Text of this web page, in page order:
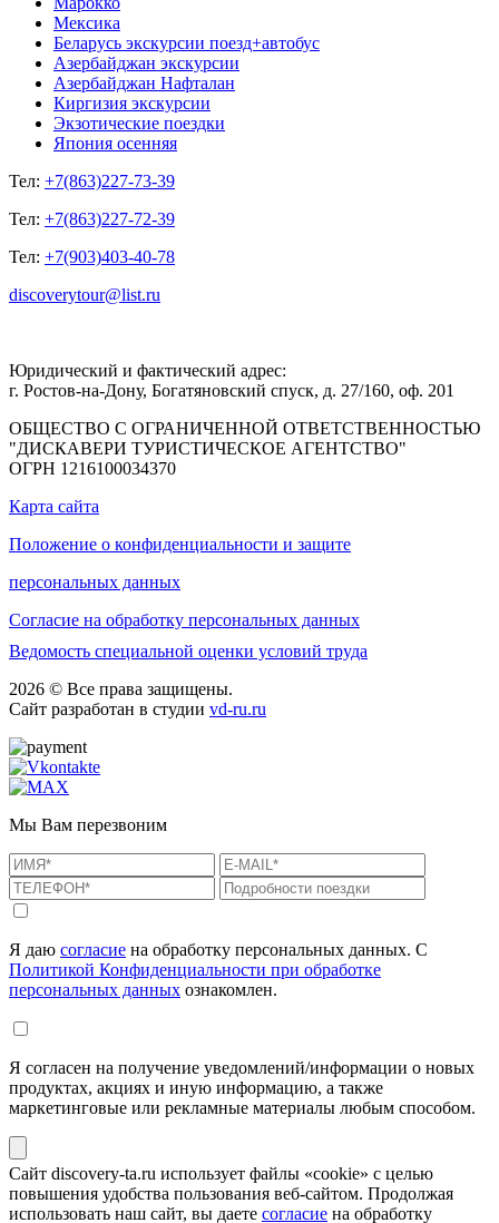
Мексика
Беларусь экскурсии поезд+автобус
Азербайджан экскурсии
Азербайджан Нафталан
Киргизия экскурсии
Экзотические поездки
Япония осенняя
Тел: +7(863)227-73-39
Тел: +7(863)227-72-39
Тел: +7(903)403-40-78
discoverytour@list.ru
Юридический и фактический адрес:
г. Ростов-на-Дону, Богатяновский спуск, д. 27/160, оф. 201
ОБЩЕСТВО С ОГРАНИЧЕННОЙ ОТВЕТСТВЕННОСТЬЮ
"ДИСКАВЕРИ ТУРИСТИЧЕСКОЕ АГЕНТСТВО"
ОГРН 1216100034370
Карта сайта
Положение о конфиденциальности и защите
персональных данных
Согласие на обработку персональных данных
Ведомость специальной оценки условий труда
2026 © Все права защищены.
Сайт разработан в студии vd-ru.ru
Мы Вам перезвоним
Я даю согласие на обработку персональных данных. С
Политикой Конфиденциальности при обработке
персональных данных ознакомлен.
Я согласен на получение уведомлений/информации о новых
продуктах, акциях и иную информацию, а также
маркетинговые или рекламные материалы любым способом.
Сайт discovery-ta.ru использует файлы «cookie» с целью
повышения удобства пользования веб-сайтом. Продолжая
использовать наш сайт, вы даете согласие на обработку